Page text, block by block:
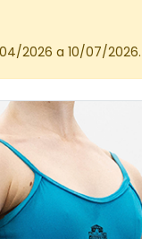
2026 a 10/07/